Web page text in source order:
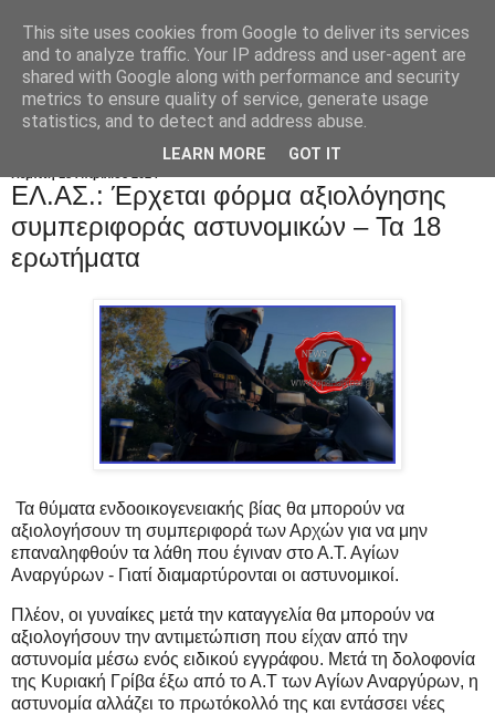
EΛ.ΑΣ.: Έρχεται φόρμα αξιολόγησης
συμπεριφοράς αστυνομικών – Τα 18
ερωτήματα
Τα θύματα ενδοοικογενειακής βίας θα μπορούν να
αξιολογήσουν τη συμπεριφορά των Αρχών για να μην
επαναληφθούν τα λάθη που έγιναν στο Α.Τ. Αγίων
Αναργύρων - Γιατί διαμαρτύρονται οι αστυνομικοί.
Πλέον, οι γυναίκες μετά την καταγγελία θα μπορούν να
αξιολογήσουν την αντιμετώπιση που είχαν από την
αστυνομία μέσω ενός ειδικού εγγράφου. Μετά τη δολοφονία
της Κυριακή Γρίβα έξω από το Α.Τ των Αγίων Αναργύρων, η
αστυνομία αλλάζει το πρωτόκολλό της και εντάσσει νέες
This site uses cookies from Google to deliver its services
and to analyze traffic. Your IP address and user-agent are
shared with Google along with performance and security
metrics to ensure quality of service, generate usage
statistics, and to detect and address abuse.
LEARN MORE GOT IT